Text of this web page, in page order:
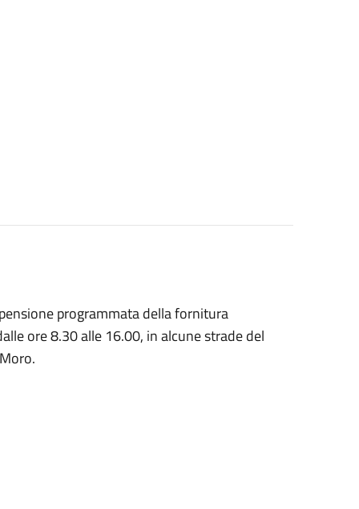
programmata della fornitura
ore 8.30 alle 16.00, in alcune strade del